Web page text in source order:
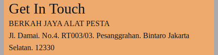
Get In Touch
BERKAH JAYA ALAT PESTA
Jl. Damai. No.4. RT003/03. Pesanggrahan. Bintaro Jakarta
Selatan. 12330